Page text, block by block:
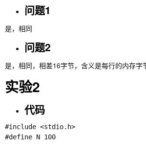
问题1
是，相同
问题2
是，相同，相差16字节，含义是每行的内存字
实验2
代码
#include <stdio.h>
#define N 100